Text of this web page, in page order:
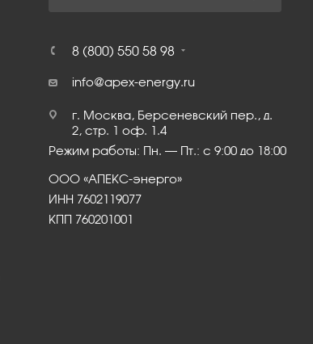
8 (800) 550 58 98
info@apex-energy.ru
г. Москва, Берсеневский пер., д.
2, стр. 1 оф. 1.4
Режим работы: Пн. – Пт.: с 9:00 до 18:00
ООО «АПЕКС-энерго»
ИНН 7602119077
КПП 760201001